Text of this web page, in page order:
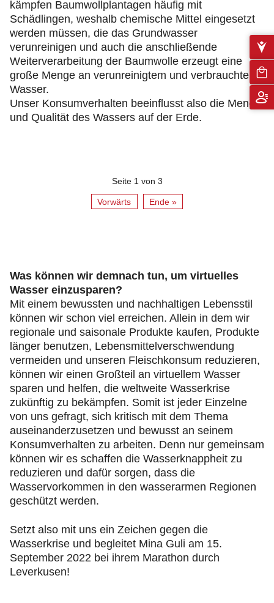
kämpfen Baumwollplantagen häufig mit
Schädlingen, weshalb chemische Mittel eingesetzt
werden müssen, die das Grundwasser
verunreinigen und auch die anschließende
Weiterverarbeitung der Baumwolle erzeugt eine
große Menge an verunreinigtem und verbrauchtem
Wasser.
Unser Konsumverhalten beeinflusst also die Menge
und Qualität des Wassers auf der Erde.
Seite 1 von 3
Vorwärts Ende »
Was können wir demnach tun, um virtuelles
Wasser einzusparen?
Mit einem bewussten und nachhaltigen Lebensstil
können wir schon viel erreichen. Allein in dem wir
regionale und saisonale Produkte kaufen, Produkte
länger benutzen, Lebensmittelverschwendung
vermeiden und unseren Fleischkonsum reduzieren,
können wir einen Großteil an virtuellem Wasser
sparen und helfen, die weltweite Wasserkrise
zukünftig zu bekämpfen. Somit ist jeder Einzelne
von uns gefragt, sich kritisch mit dem Thema
auseinanderzusetzen und bewusst an seinem
Konsumverhalten zu arbeiten. Denn nur gemeinsam
können wir es schaffen die Wasserknappheit zu
reduzieren und dafür sorgen, dass die
Wasservorkommen in den wasserarmen Regionen
geschützt werden.
Setzt also mit uns ein Zeichen gegen die
Wasserkrise und begleitet Mina Guli am 15.
September 2022 bei ihrem Marathon durch
Leverkusen!